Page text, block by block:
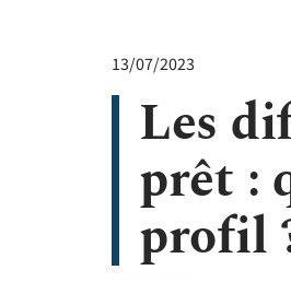
13/07/2023
Les
prêt :
profil